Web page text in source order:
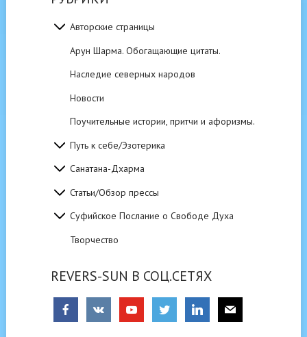
Авторские страницы
Арун Шарма. Обогащающие цитаты.
Наследие северных народов
Новости
Поучительные истории, притчи и афоризмы.
Путь к себе/Эзотерика
Санатана-Дхарма
Статьи/Обзор прессы
Суфийское Послание о Свободе Духа
Творчество
REVERS-SUN В СОЦ.СЕТЯХ